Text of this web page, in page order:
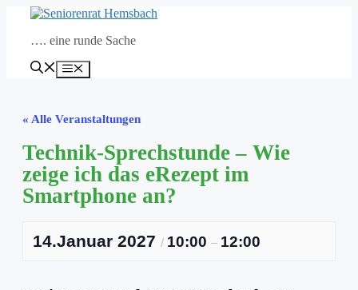
springen…. eine runde Sache
« Alle Veranstaltungen
Technik-Sprechstunde – Wie
zeige ich das eRezept im
Smartphone an?
14.Januar 2027 / 10:00 – 12:00